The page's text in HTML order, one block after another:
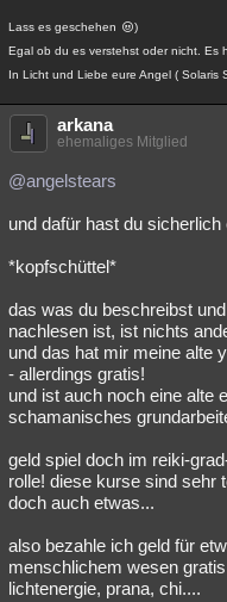
Lass es geschehen
)
Egal ob du es verstehst oder nicht. Es
In Licht und Liebe eure Angel ( Solaris
arkana
ehemaliges Mitglied
@angelstears
und dafür hast du
*kopfschüttel*
das was du beschreibst
nachlesen ist, ist nichts
und das hat mir meine alte
- allerdings gratis!
und ist auch noch eine alte
schamanisches
geld spiel doch im reiki-
rolle! diese kurse sind sehr
doch auch etwas...
also bezahle ich geld für
menschlichem wesen
lichtenergie, prana, chi....